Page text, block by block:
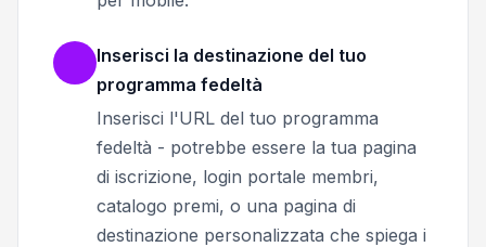
Inserisci la destinazione del tuo
programma fedeltà
Inserisci l'URL del tuo programma
fedeltà - potrebbe essere la tua pagina
di iscrizione, login portale membri,
catalogo premi, o una pagina di
destinazione personalizzata che spiega i